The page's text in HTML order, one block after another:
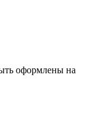
оформлены на